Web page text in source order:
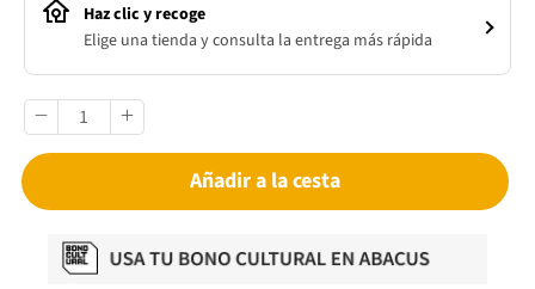
Haz clic y recoge
Elige una tienda y consulta la entrega más rápida
Añadir a la cesta